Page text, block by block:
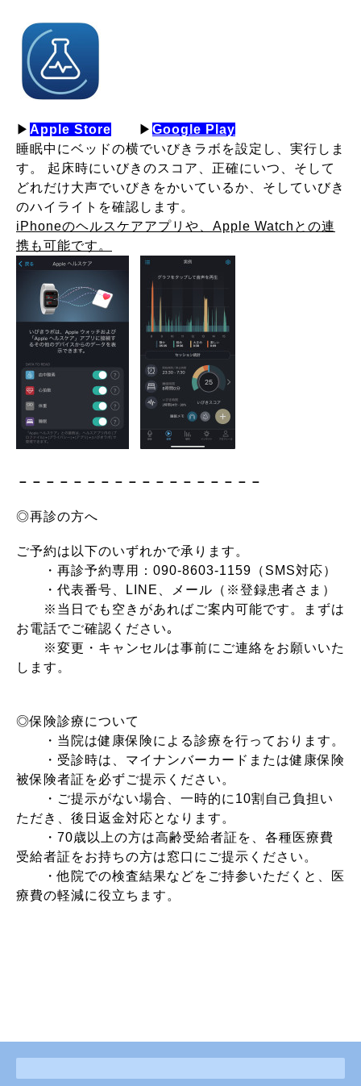
▶ Apple Store ▶ Google Play
睡眠中にベッドの横でいびきラボを設定し、実行しま
す。 起床時にいびきのスコア、正確にいつ、そして
どれだけ大声でいびきをかいているか、そしていびき
のハイライトを確認します。
iPhoneのヘルスケアアプリや、Apple Watchとの連
携も可能です。
－－－－－－－－－－－－－－－－－－
◎再診の方へ
ご予約は以下のいずれかで承ります。
・再診予約専用：090-8603-1159（SMS対応）
・代表番号、LINE、メール（※登録患者さま）
※ 当日でも空きがあればご案内可能です。まずは
お電話でご確認ください｡
※変更・キャンセルは事前にご連絡をお願いいた
します。
◎保険診療について
・当院は健康保険による診療を行っております。
・受診時は、マイナンバーカードまたは健康保険
被保険者証を必ずご提示ください。
・ご提示がない場合、一時的に10割自己負担い
ただき、後日返金対応となります。
・70歳以上の方は高齢受給者証を、各種医療費
受給者証 をお持ちの方は窓口にご提示ください。
・他院での検査結果などをご持参いただくと、医
療費の軽減に役立ちます。